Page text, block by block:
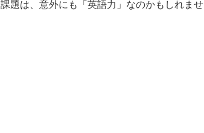
題は、意外にも「英語力」なのかもしれませ